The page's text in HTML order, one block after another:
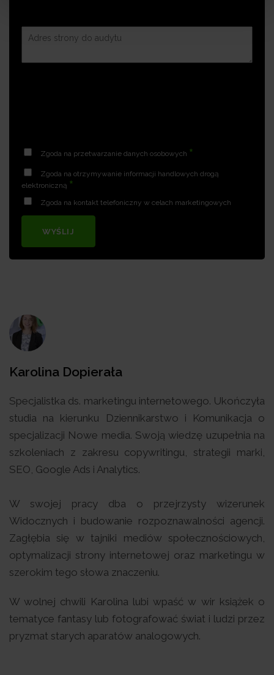
Zgoda na przetwarzanie danych osobowych *
Zgoda na otrzymywanie informacji handlowych drogą
elektroniczną *
Zgoda na kontakt telefoniczny w celach marketingowych
WYŚLIJ
Karolina Dopierała
Specjalistka ds. marketingu internetowego. Ukończyła
studia na kierunku Dziennikarstwo i Komunikacja o
specjalizacji Nowe media. Swoją wiedzę uzupełnia na
szkoleniach z zakresu copywritingu, strategii marki,
SEO, Google Ads i Analytics.
W swojej pracy dba o przejrzysty wizerunek
Widocznych i budowanie rozpoznawalności agencji.
Zagłębia się w tajniki mediów społecznościowych,
optymalizacji strony internetowej oraz marketingu w
szerokim tego słowa znaczeniu.
W wolnej chwili Karolina lubi wpaść w wir książek o
tematyce fantasy lub fotografować świat i ludzi przez
pryzmat starych aparatów analogowych.